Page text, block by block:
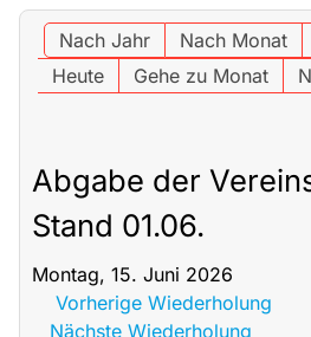
Nach Jahr Nach Monat
Heute
Gehe zu Monat
Abgabe der
Stand 01.06.
Montag, 15. Juni 2026
Vorherige Wiederholung
Nächste Wiederholung